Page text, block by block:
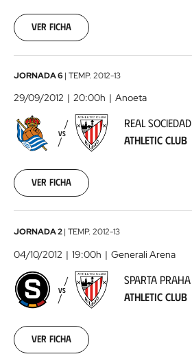
23
00:00:00
Ver ficha
Real
Sociedad
Athletic
Club2012-
29
00:00:00
JORNADA 6 | TEMP. 2012-13
29/09/2012 20:00h Anoeta
VS
REAL SOCIEDAD
ATHLETIC CLUB
Ver ficha
Sparta
Praha
Athletic
Club2012-
04
00:00:00
JORNADA 2| TEMP. 2012-13
04/10/2012 19:00h Generali Arena
VS
SPARTA PRAHA
ATHLETIC CLUB
Ver ficha